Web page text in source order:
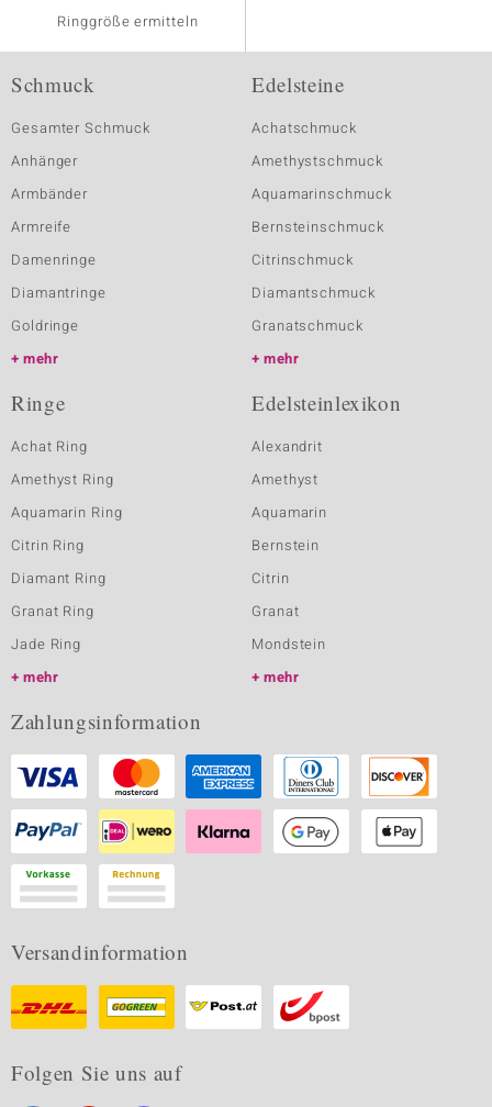
Ringgröße ermitteln
Schmuck
Gesamter Schmuck
Anhänger
Armbänder
Armreife
Damenringe
Diamantringe
Goldringe
mehr
Edelsteine
Achatschmuck
Amethystschmuck
Aquamarinschmuck
Bernsteinschmuck
Citrinschmuck
Diamantschmuck
Granatschmuck
mehr
Ringe
Achat Ring
Amethyst Ring
Aquamarin Ring
Citrin Ring
Diamant Ring
Granat Ring
Jade Ring
mehr
Edelsteinlexikon
Alexandrit
Amethyst
Aquamarin
Bernstein
Citrin
Granat
Mondstein
mehr
Zahlungsinformation
Versandinformation
Folgen Sie uns auf